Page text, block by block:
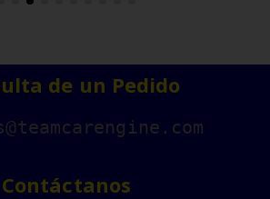
de un Pedido
Contáctanos